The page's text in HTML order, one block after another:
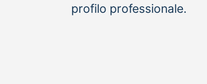
profilo professionale.